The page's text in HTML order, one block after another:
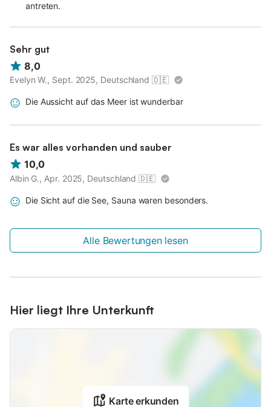
antreten.
Sehr gut
8,0
Evelyn W., Sept. 2025, Deutschland 🇩🇪
Die Aussicht auf das Meer ist wunderbar
Es war alles vorhanden und sauber
10,0
Albin G., Apr. 2025, Deutschland 🇩🇪
Die Sicht auf die See, Sauna waren besonders.
Alle Bewertungen lesen
Hier liegt Ihre Unterkunft
Karte erkunden